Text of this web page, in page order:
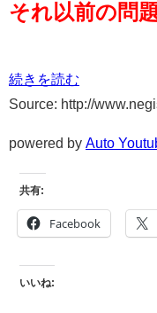
それ以前の問
続きを読む
Source: http://
powered by Auto
共有:
Facebook
いいね: